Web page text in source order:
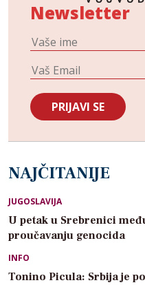
Newsletter
NAJČITANIJE
JUGOSLAVIJA
U petak u Srebrenici
proučavanju genocida
INFO
Tonino Picula: Srbija je